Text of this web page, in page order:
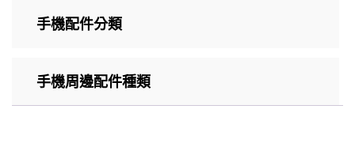
手機配件分類
手機周邊配件種類